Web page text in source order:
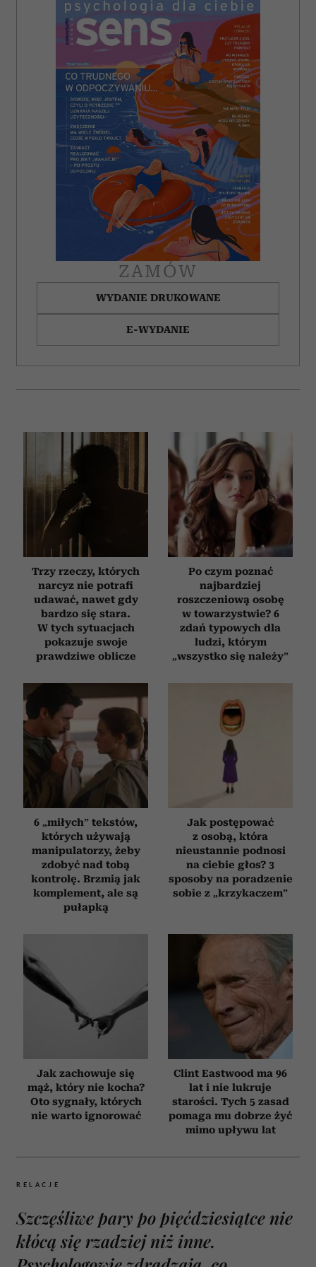
ZAMÓW
WYDANIE DRUKOWANE
E-WYDANIE
Trzy rzeczy, których
narcyz nie potrafi
udawać, nawet gdy
bardzo się stara.
W tych sytuacjach
pokazuje swoje
prawdziwe oblicze
Po czym poznać
najbardziej
roszczeniową osobę
w towarzystwie? 6
zdań typowych dla
ludzi, którym
„wszystko się należy”
6 „miłych” tekstów,
których używają
manipulatorzy, żeby
zdobyć nad tobą
kontrolę. Brzmią jak
komplement, ale są
pułapką
Jak postępować
z osobą, która
nieustannie podnosi
na ciebie głos? 3
sposoby na poradzenie
sobie z „krzykaczem”
Jak zachowuje się
mąż, który nie kocha?
Oto sygnały, których
nie warto ignorować
Clint Eastwood ma 96
lat i nie lukruje
starości. Tych 5 zasad
pomaga mu dobrze żyć
mimo upływu lat
RELACJE
Szczęśliwe pary po pięćdziesiątce nie
kłócą się rzadziej niż inne.